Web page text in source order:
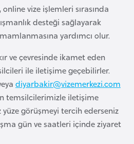
vize işlemleri sırasında
desteği sağlayarak
yardımcı olur.
ve çevresinde ikamet eden
ile iletişime geçebilirler.
diyarbakir@vizemerkezi.com
temsilcilerimizle iletişime
yüze görüşmeyi tercih ederseniz
gün ve saatleri içinde ziyaret